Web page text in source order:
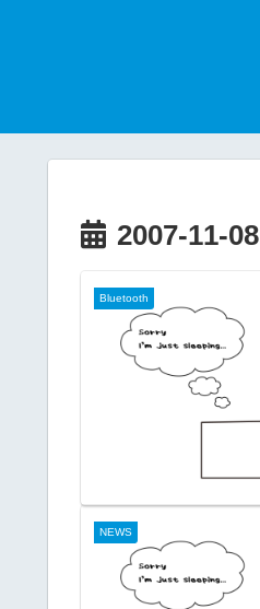
2007-11-08
Bluetooth
NEWS